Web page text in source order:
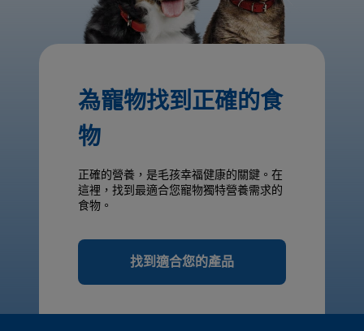
為寵物找到正確的食
物
正確的營養，是毛孩幸福健康的關鍵。在
這裡，找到最適合您寵物獨特營養需求的
食物。
找到適合您的產品